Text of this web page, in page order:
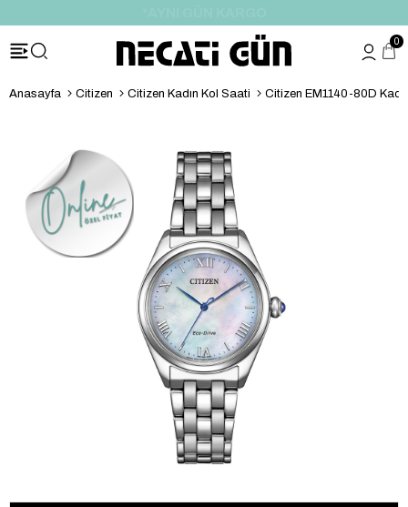
0
Anasayfa Citizen Citizen Kadın Kol Saati Citizen EM1140-80D